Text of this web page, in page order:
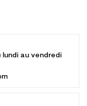
lundi au vendredi